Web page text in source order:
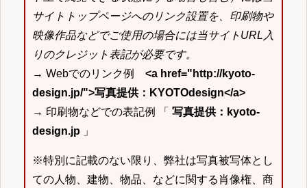
サイトトップページへのリンク設置を、印刷物や
映像作品などでご使用の場合には当サイトURL入
りのクレジット表記が必要です。
→ Webでのリンク例 <a href="http://kyoto-
design.jp/">写真提供：KYOTOdesign</a>
→ 印刷物などでの表記例 「 写真提供：kyoto-
design.jp 」
※特別に記載のない限り、弊社は写真被写体とし
ての人物、建物、物品、などに関する肖像権、商